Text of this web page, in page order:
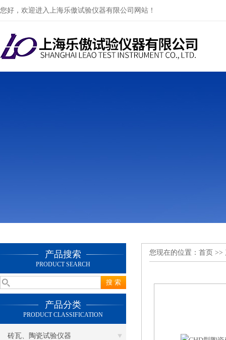
您好，欢迎进入上海乐傲试验仪器有限公司网站！
产品搜索
PRODUCT SEARCH
产品分类
PRODUCT CLASSIFICATION
砖瓦、陶瓷试验仪器
您现在的位置： 首页 >>